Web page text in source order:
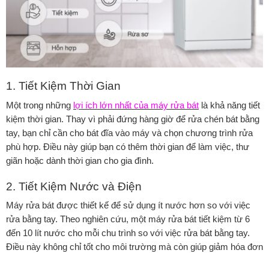
1. Tiết Kiệm Thời Gian
Một trong những lợi ích lớn nhất của máy rửa bát là khả năng tiết
kiệm thời gian. Thay vì phải đứng hàng giờ để rửa chén bát bằng
tay, bạn chỉ cần cho bát đĩa vào máy và chọn chương trình rửa
phù hợp. Điều này giúp bạn có thêm thời gian để làm việc, thư
giãn hoặc dành thời gian cho gia đình.
2. Tiết Kiệm Nước và Điện
Máy rửa bát được thiết kế để sử dụng ít nước hơn so với việc
rửa bằng tay. Theo nghiên cứu, một máy rửa bát tiết kiệm từ 6
đến 10 lít nước cho mỗi chu trình so với việc rửa bát bằng tay.
Điều này không chỉ tốt cho môi trường mà còn giúp giảm hóa đơn